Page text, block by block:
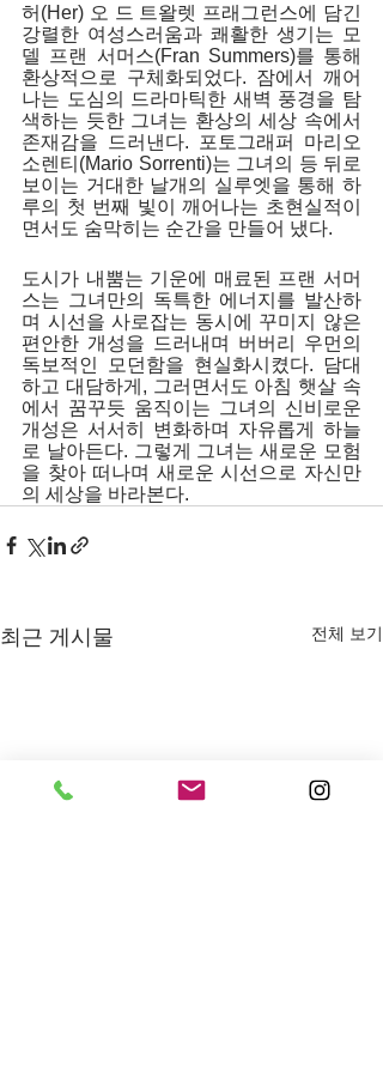
허(Her) 오 드 트왈렛 프래그런스에 담긴
강렬한 여성스러움과 쾌활한 생기는 모
델 프랜 서머스(Fran Summers)를 통해
환상적으로 구체화되었다. 잠에서 깨어
나는 도심의 드라마틱한 새벽 풍경을 탐
색하는 듯한 그녀는 환상의 세상 속에서
존재감을 드러낸다. 포토그래퍼 마리오
소렌티(Mario Sorrenti)는 그녀의 등 뒤로
보이는 거대한 날개의 실루엣을 통해 하
루의 첫 번째 빛이 깨어나는 초현실적이
면서도 숨막히는 순간을 만들어 냈다.
도시가 내뿜는 기운에 매료된 프랜 서머
스는 그녀만의 독특한 에너지를 발산하
며 시선을 사로잡는 동시에 꾸미지 않은
편안한 개성을 드러내며 버버리 우먼의
독보적인 모던함을 현실화시켰다. 담대
하고 대담하게, 그러면서도 아침 햇살 속
에서 꿈꾸듯 움직이는 그녀의 신비로운
개성은 서서히 변화하며 자유롭게 하늘
로 날아든다. 그렇게 그녀는 새로운 모험
을 찾아 떠나며 새로운 시선으로 자신만
의 세상을 바라본다.
최근 게시물 전체 보기